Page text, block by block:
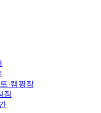
·캠핑장
점